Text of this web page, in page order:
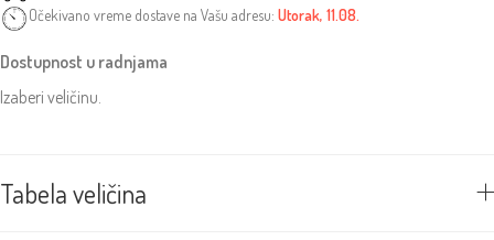
Očekivano vreme dostave na Vašu adresu: Utorak, 11.08.
Dostupnost u radnjama
Izaberi veličinu.
Tabela veličina